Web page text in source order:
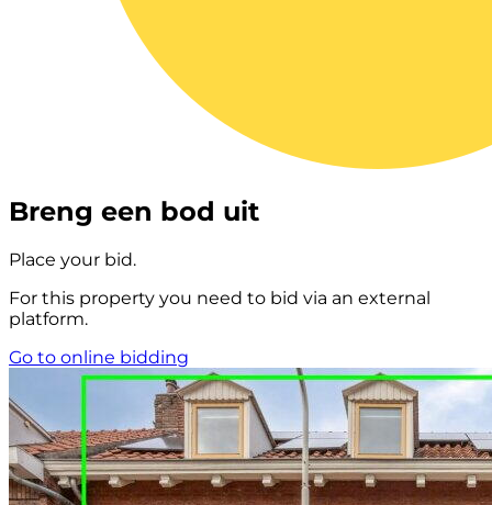
Breng een bod uit
Place your bid.
For this property you need to bid via an external
platform.
Go to online bidding